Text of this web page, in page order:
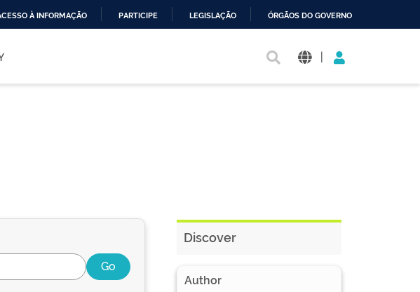
À INFORMAÇÃO PARTICIPE LEGISLAÇÃO ÓRGÃOS DO GOVERNO
|
Discover
Author